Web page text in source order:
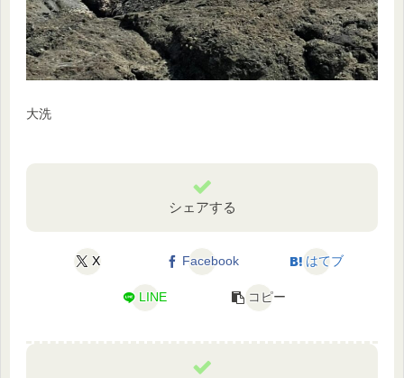
大洗
シェアする
X Facebook はてブ
LINE コピー